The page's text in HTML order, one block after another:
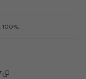
100%;